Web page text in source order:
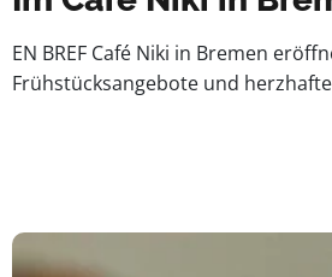
EN BREF Café Niki in Bremen
Frühstücksangebote und